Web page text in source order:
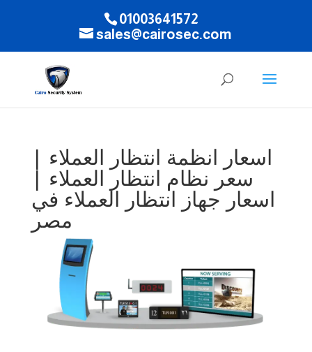
01003641572
sales@cairosec.com
اسعار انظمة انتظار العملاء |
سعر نظام انتظار العملاء |
اسعار جهاز انتظار العملاء في
مصر